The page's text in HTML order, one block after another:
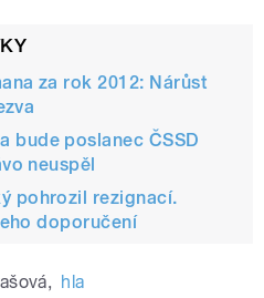
za rok 2012: Nárůst
bude poslanec ČSSD
neuspěl
pohrozil rezignací.
doporučení
, hla